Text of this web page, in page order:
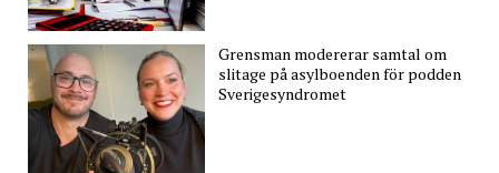
Grensman modererar samtal om
slitage på asylboenden för podden
Sverigesyndromet